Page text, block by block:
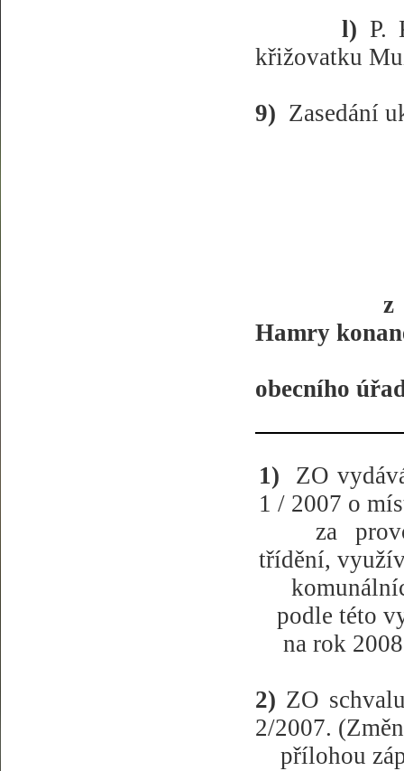
l) P.
křižovatku
9) Zasedání
z
Hamry
obecního
1)
ZO
1 / 2007 o
za
třídění,
podle této
na rok
2) ZO
2/2007.
přílohou